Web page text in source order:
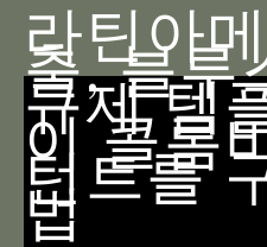
라틴아
출, 블루
규제 템
이 콜롬
턴트를
법